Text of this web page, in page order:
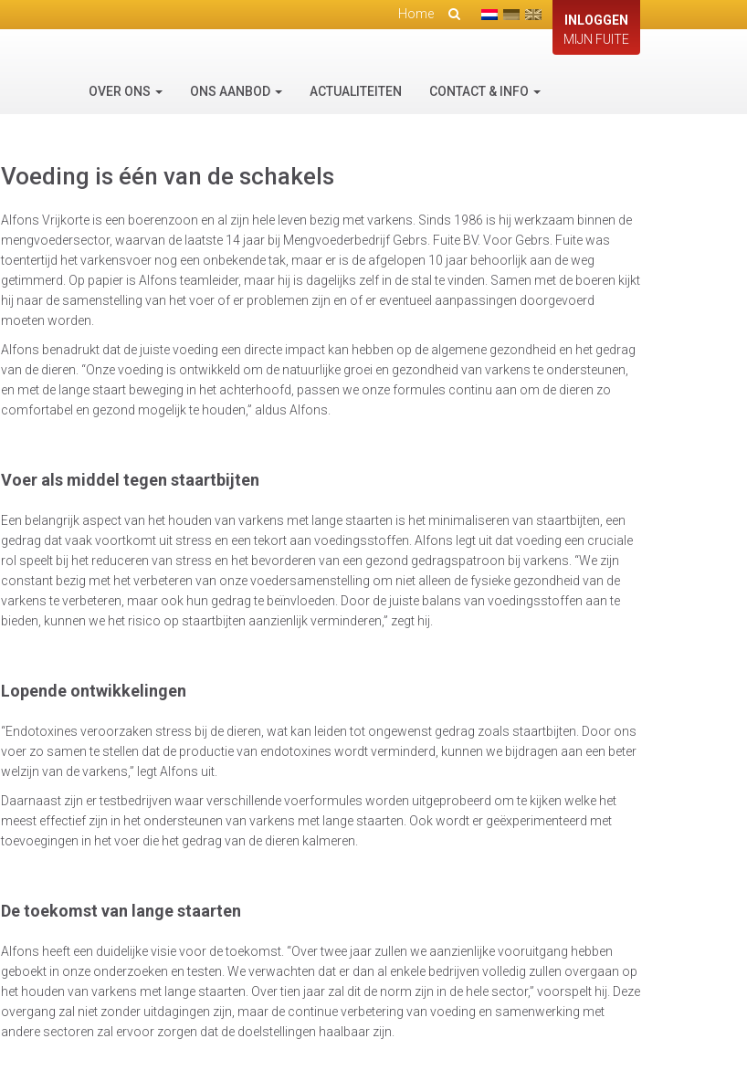
Home
INLOGGEN
MIJN FUITE
OVER ONS ONS AANBOD ACTUALITEITEN CONTACT & INFO
Voeding is één van de schakels
Alfons Vrijkorte is een boerenzoon en al zijn hele leven bezig met varkens. Sinds 1986 is hij werkzaam binnen de
mengvoedersector, waarvan de laatste 14 jaar bij Mengvoederbedrijf Gebrs. Fuite BV. Voor Gebrs. Fuite was
toentertijd het varkensvoer nog een onbekende tak, maar er is de afgelopen 10 jaar behoorlijk aan de weg
getimmerd. Op papier is Alfons teamleider, maar hij is dagelijks zelf in de stal te vinden. Samen met de boeren kijkt
hij naar de samenstelling van het voer of er problemen zijn en of er eventueel aanpassingen doorgevoerd
moeten worden.
Alfons benadrukt dat de juiste voeding een directe impact kan hebben op de algemene gezondheid en het gedrag
van de dieren. “Onze voeding is ontwikkeld om de natuurlijke groei en gezondheid van varkens te ondersteunen,
en met de lange staart beweging in het achterhoofd, passen we onze formules continu aan om de dieren zo
comfortabel en gezond mogelijk te houden,” aldus Alfons.
Voer als middel tegen staartbijten
Een belangrijk aspect van het houden van varkens met lange staarten is het minimaliseren van staartbijten, een
gedrag dat vaak voortkomt uit stress en een tekort aan voedingsstoffen. Alfons legt uit dat voeding een cruciale
rol speelt bij het reduceren van stress en het bevorderen van een gezond gedragspatroon bij varkens. “We zijn
constant bezig met het verbeteren van onze voedersamenstelling om niet alleen de fysieke gezondheid van de
varkens te verbeteren, maar ook hun gedrag te beïnvloeden. Door de juiste balans van voedingsstoffen aan te
bieden, kunnen we het risico op staartbijten aanzienlijk verminderen,” zegt hij.
Lopende ontwikkelingen
“Endotoxines veroorzaken stress bij de dieren, wat kan leiden tot ongewenst gedrag zoals staartbijten. Door ons
voer zo samen te stellen dat de productie van endotoxines wordt verminderd, kunnen we bijdragen aan een beter
welzijn van de varkens,” legt Alfons uit.
Daarnaast zijn er testbedrijven waar verschillende voerformules worden uitgeprobeerd om te kijken welke het
meest effectief zijn in het ondersteunen van varkens met lange staarten. Ook wordt er geëxperimenteerd met
toevoegingen in het voer die het gedrag van de dieren kalmeren.
De toekomst van lange staarten
Alfons heeft een duidelijke visie voor de toekomst. “Over twee jaar zullen we aanzienlijke vooruitgang hebben
geboekt in onze onderzoeken en testen. We verwachten dat er dan al enkele bedrijven volledig zullen overgaan op
het houden van varkens met lange staarten. Over tien jaar zal dit de norm zijn in de hele sector,” voorspelt hij. Deze
overgang zal niet zonder uitdagingen zijn, maar de continue verbetering van voeding en samenwerking met
andere sectoren zal ervoor zorgen dat de doelstellingen haalbaar zijn.